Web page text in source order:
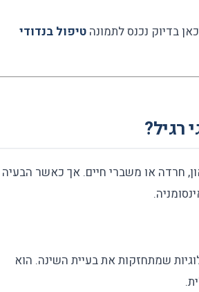
בדיוק נכנס לתמונה טיפול בנדודי
רגיל?
חרדה או משברי חיים. אך כאשר הבעיה
שמתחזקות את בעיית השינה. הוא